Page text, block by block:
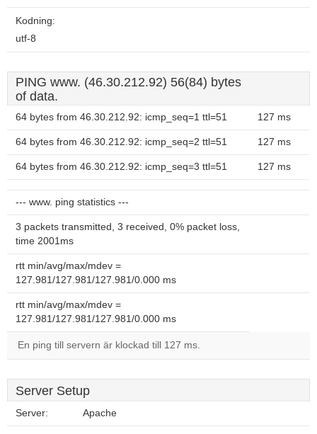
Kodning:
utf-8
PING www. (46.30.212.92) 56(84) bytes
of data.
64 bytes from 46.30.212.92: icmp_seq=1 ttl=51 127 ms
64 bytes from 46.30.212.92: icmp_seq=2 ttl=51 127 ms
64 bytes from 46.30.212.92: icmp_seq=3 ttl=51 127 ms
--- www. ping statistics ---
3 packets transmitted, 3 received, 0% packet loss,
time 2001ms
rtt min/avg/max/mdev =
127.981/127.981/127.981/0.000 ms
rtt min/avg/max/mdev =
127.981/127.981/127.981/0.000 ms
En ping till servern är klockad till 127 ms.
Server Setup
Server: Apache